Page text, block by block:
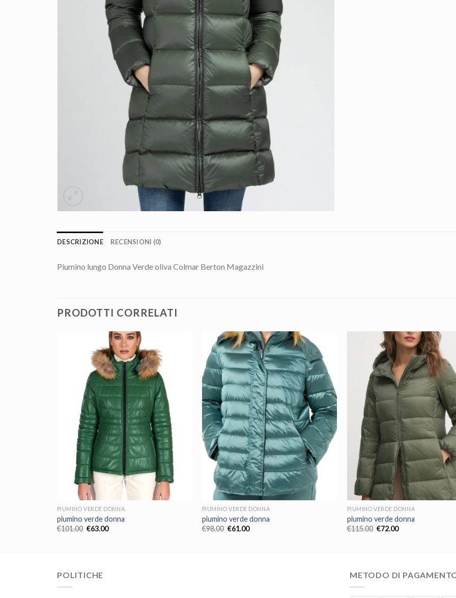
DESCRIZIONE RECENSIONI (0)
Piumino lungo Donna Verde oliva Colmar Berton Magazzini
PRODOTTI CORRELATI
PIUMINO VERDE DONNA
piumino verde donna
€101.00 €63.00
PIUMINO VERDE DONNA
piumino verde donna
€98.00 €61.00
PIUMINO VERDE DONNA
piumino verde donna
€115.00 €72.00
POLITICHE METODO DI